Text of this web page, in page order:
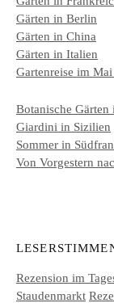
Gärten in Berlin
Gärten in China
Gärten in Italien
Gartenreise im
Botanische
Giardini in Sizilien
Sommer in
Von Vorgestern
Rezension im
Staudenmarkt